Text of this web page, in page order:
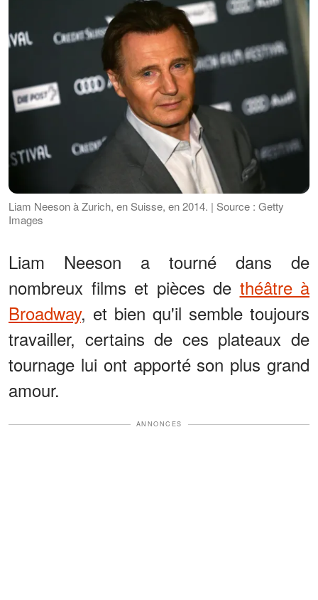
Liam Neeson à Zurich, en Suisse, en 2014. | Source : Getty
Images
Liam Neeson a tourné dans de
nombreux films et pièces de théâtre à
Broadway, et bien qu'il semble toujours
travailler, certains de ces plateaux de
tournage lui ont apporté son plus grand
amour.
ANNONCES